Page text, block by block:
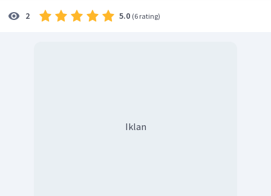
2 5.0 (6 rating)
Iklan